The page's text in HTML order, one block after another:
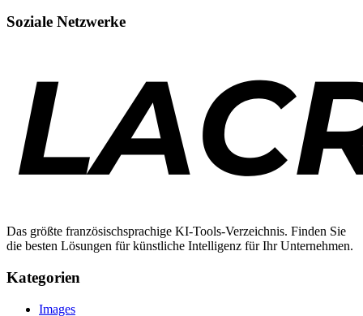
Soziale Netzwerke
Das größte französischsprachige KI-Tools-Verzeichnis. Finden Sie
die besten Lösungen für künstliche Intelligenz für Ihr Unternehmen.
Kategorien
Images